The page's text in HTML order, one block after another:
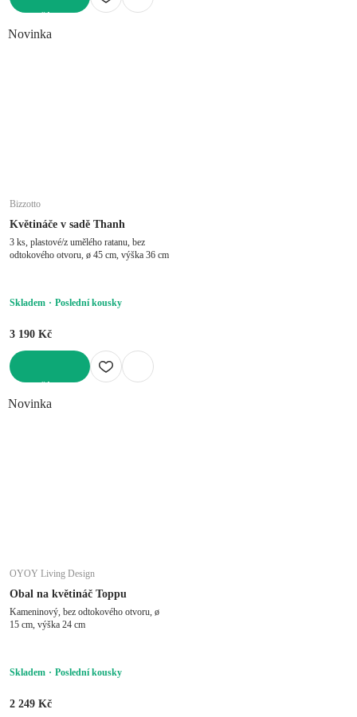
Novinka
Bizzotto
Květináče v sadě Thanh
3 ks, plastové/z umělého ratanu, bez
odtokového otvoru, ø 45 cm, výška 36 cm
Skladem Poslední kousky
3 190 Kč
Novinka
OYOY Living Design
Obal na květináč Toppu
Kameninový, bez odtokového otvoru, ø
15 cm, výška 24 cm
Skladem Poslední kousky
2 249 Kč